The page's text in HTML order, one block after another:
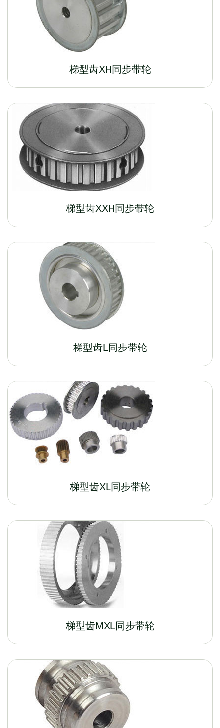
梯型齿XH同步带轮
梯型齿XXH同步带轮
梯型齿L同步带轮
梯型齿XL同步带轮
梯型齿MXL同步带轮